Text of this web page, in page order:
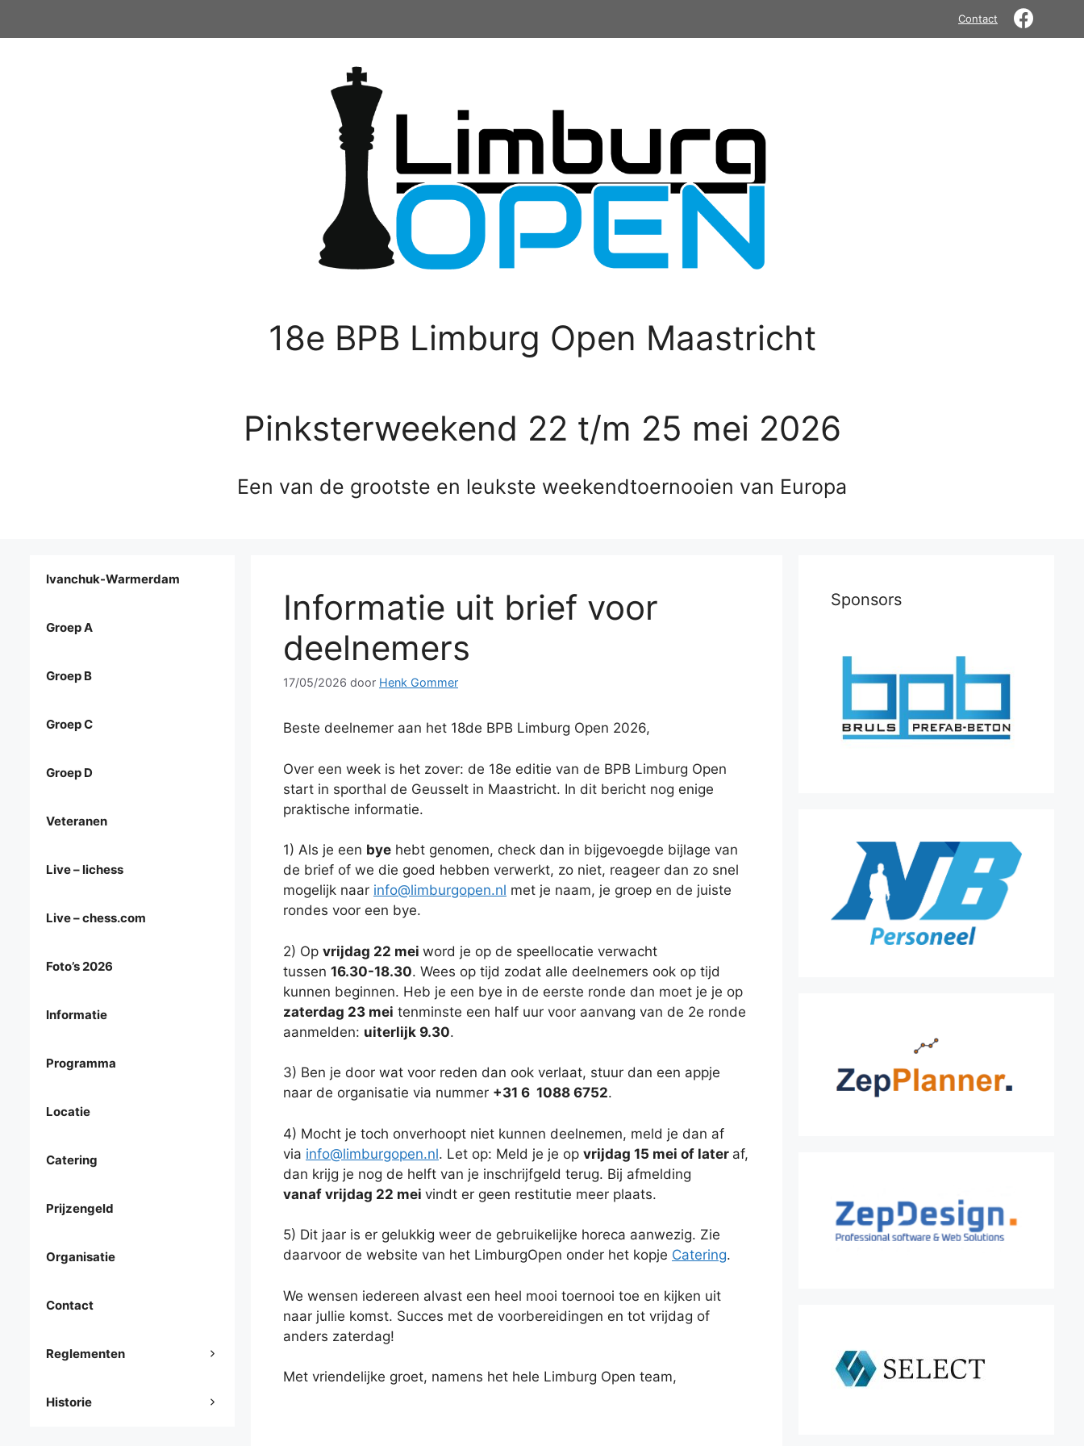
Contact
18e BPB Limburg Open Maastricht
Pinksterweekend 22 t/m 25 mei 2026
Een van de grootste en leukste weekendtoernooien van Europa
Informatie uit brief voor
deelnemers
17/05/2026 door Henk Gommer
Beste deelnemer aan het 18de BPB Limburg Open 2026,
Over een week is het zover: de 18e editie van de BPB Limburg Open
start in sporthal de Geusselt in Maastricht. In dit bericht nog enige
praktische informatie.
1) Als je een bye hebt genomen, check dan in bijgevoegde bijlage van
de brief of we die goed hebben verwerkt, zo niet, reageer dan zo snel
mogelijk naar info@limburgopen.nl met je naam, je groep en de juiste
rondes voor een bye.
2) Op vrijdag 22 mei word je op de speellocatie verwacht
tussen 16.30-18.30. Wees op tijd zodat alle deelnemers ook op tijd
kunnen beginnen. Heb je een bye in de eerste ronde dan moet je je op
zaterdag 23 mei tenminste een half uur voor aanvang van de 2e ronde
aanmelden: uiterlijk 9.30.
3) Ben je door wat voor reden dan ook verlaat, stuur dan een appje
naar de organisatie via nummer +31 6 1088 6752.
4) Mocht je toch onverhoopt niet kunnen deelnemen, meld je dan af
via info@limburgopen.nl. Let op: Meld je je op vrijdag 15 mei of later af,
dan krijg je nog de helft van je inschrijfgeld terug. Bij afmelding
vanaf vrijdag 22 mei vindt er geen restitutie meer plaats.
5) Dit jaar is er gelukkig weer de gebruikelijke horeca aanwezig. Zie
daarvoor de website van het LimburgOpen onder het kopje Catering.
We wensen iedereen alvast een heel mooi toernooi toe en kijken uit
naar jullie komst. Succes met de voorbereidingen en tot vrijdag of
anders zaterdag!
Met vriendelijke groet, namens het hele Limburg Open team,
Ivanchuk-Warmerdam
Groep A
Groep B
Groep C
Groep D
Veteranen
Live – lichess
Live – chess.com
Foto’s 2026
Informatie
Programma
Locatie
Catering
Prijzengeld
Organisatie
Contact
Reglementen
Historie
Sponsors